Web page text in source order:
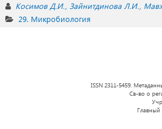
Косимов Д.И. Зайнитдинова Л.И.
29. Микробиология
ISSN 2311-5459.
Св-во о